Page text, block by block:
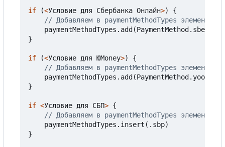
if (<Условие для Сбербанка Онлайн>) {
paymentMethodTypes . add (PaymentMethod . sberbank
}
if (<Условие для ЮMoney>) {
paymentMethodTypes . add (PaymentMethod . yooMoney
}
if <Условие для СБП> {
paymentMethodTypes . insert (. sbp)
}